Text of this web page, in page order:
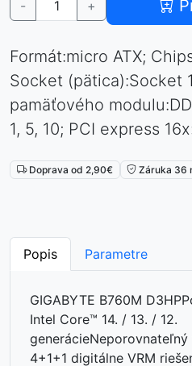
- +
Formát:micro ATX;
Socket (pätica):Socket
pamäťového
1, 5, 10; PCI express
Doprava od 2,90€ Záruka 36
Popis Parametre
GIGABYTE B760M
Intel Core™ 14. / 13. / 12.
4+1+1 digitálne VRM